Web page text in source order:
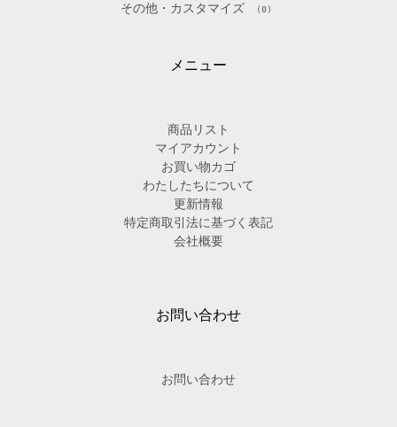
その他・カスタマイズ (0)
メニュー
商品リスト
マイアカウント
お買い物カゴ
わたしたちについて
更新情報
特定商取引法に基づく表記
会社概要
お問い合わせ
お問い合わせ